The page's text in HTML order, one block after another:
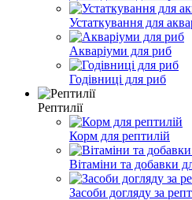
Устаткування для
Акваріуми для риб
Годівниці для риб
Рептилії
Корм для рептилій
Вітаміни та добавки
Засоби догляду за